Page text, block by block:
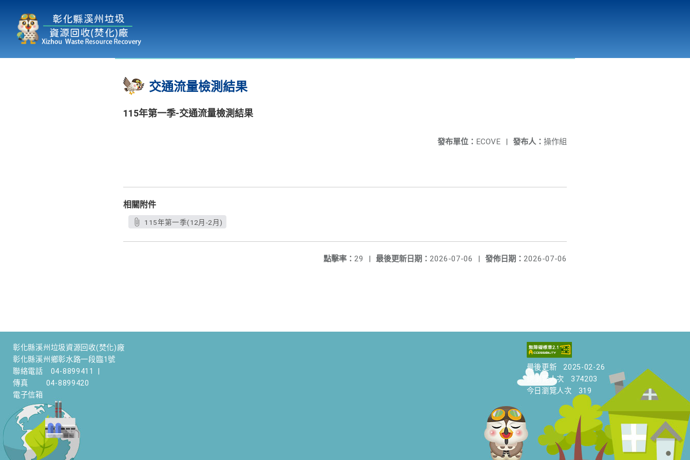
本廠簡介
:::
交通流量檢測結果
115年第一季-交通流量檢測結果
發布人： 操作組
發布單位： ECOVE |
相關附件
115年第一季(12月-2月)
發佈日期： 2026-07-06
最後更新日期： 2026-07-06 |
點擊率： 29 |
彰化縣溪州垃圾資源回收(焚化)廠
彰化縣溪州鄉彰水路一段臨1號
聯絡電話
04-8899411
傳真
04-8899420
電子信箱
最後更新
2025-02-26
總瀏覽人次
374203
今日瀏覽人次
319